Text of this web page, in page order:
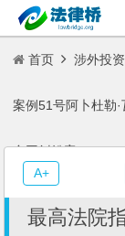
首页 涉外投
案例51号阿卜杜勒
合同纠纷案
最高法院
A+